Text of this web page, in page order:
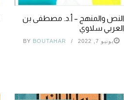
النص والمنهج – أ.د. مصطفى بن
العربي سلاوي
يونيو 7, 2022 BY BOUTAHAR